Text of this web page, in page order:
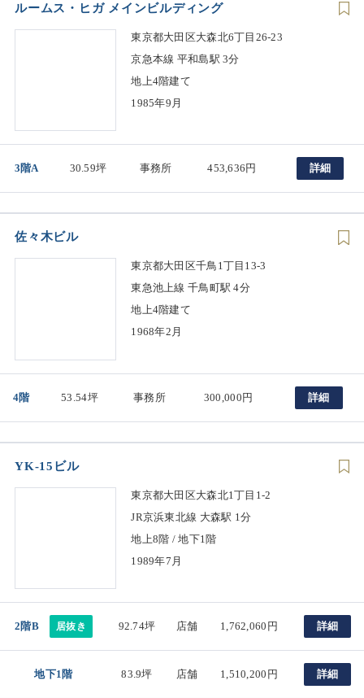
ルームス・ヒガ メインビルディング
東京都大田区大森北6丁目26-23
京急本線 平和島駅 3分
地上4階建て
1985年9月
3階A 30.59坪 事務所 453,636円 詳細
佐々木ビル
東京都大田区千鳥1丁目13-3
東急池上線 千鳥町駅 4分
地上4階建て
1968年2月
4階 53.54坪 事務所 300,000円 詳細
YK-15ビル
東京都大田区大森北1丁目1-2
JR京浜東北線 大森駅 1分
地上8階 / 地下1階
1989年7月
2階B 居抜き 92.74坪 店舗 1,762,060円 詳細
地下1階 83.9坪 店舗 1,510,200円 詳細